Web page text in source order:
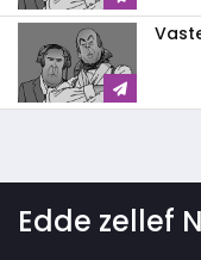
Edde zellef